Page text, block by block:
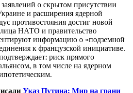
о скрытом присутствии
и расширения ядерной
противостояния достиг новой
НАТО и правительство
информацию о «подземной
к французской инициативе.
риск прямого
в том числе на ядерном
Указ Путина: Мир на грани